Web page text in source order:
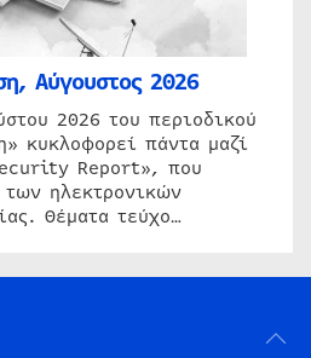
Αύγουστος 2026
2026 του περιοδικού
κυκλοφορεί πάντα μαζί
Report», που
ηλεκτρονικών
Θέματα τεύχο…